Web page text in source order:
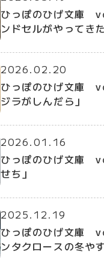
ひっぽのひげ文庫
ンドセルがやってきた
2026.02.20
ひっぽのひげ文庫
ジラがしんだら」
2026.01.16
ひっぽのひげ文庫
せち」
2025.12.19
ひっぽのひげ文庫
ンタクロースの冬や